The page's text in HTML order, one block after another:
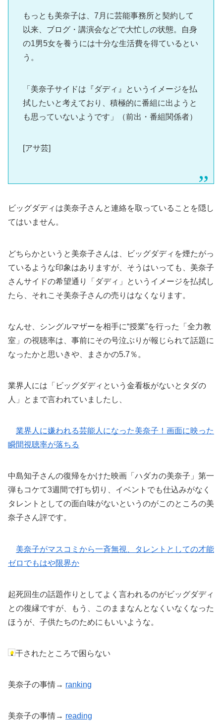
もっとも美奈子は、7月に芸能事務所と契約して
以来、ブログ・講演会などで大忙しの状態。自身
の1男5女を養うには十分な生活費を得ているとい
う。
「美奈子サイドは『ダディ』というイメージを払
拭したいと考えており、積極的に番組に出ようと
も思っていないようです」（前出・番組関係者）
[アサ芸]
ビッグダディは美奈子さんと連絡を取っていることを隠し
てはいません。
どちらかというと美奈子さんは、ビッグダディを煙たがっ
ているような印象はありますが、そうはいっても、美奈子
さんサイドの希望通り「ダディ」というイメージを払拭し
たら、それこそ美奈子さんの売りはなくなります。
なんせ、シングルマザーを相手に“授業”を行った「全力教
室」の視聴率は、事前にその号泣ぶりが報じられて話題に
なったかと思いきや、まさかの5.7％。
業界人には「ビッグダディという金看板がないとタダの
人」とまで言われていましたし、
業界人に嫌われる芸能人になった美奈子！画面に映った
瞬間視聴率が落ちる
中島知子さんの復帰をかけた映画「ハダカの美奈子」第一
弾もコケて3週間で打ち切り、イベントでも仕込みがなく
タレントとしての面白味がないというのがこのところの美
奈子さん評です。
美奈子がマスコミから一斉無視、タレントとしての才能
ゼロでもはや限界か
起死回生の話題作りとしてよく言われるのがビッグダディ
との復縁ですが、もう、このままなんとなくいなくなった
ほうが、子供たちのためにもいいような。
干されたところで困らない
美奈子の事情→ ranking
美奈子の事情→ reading